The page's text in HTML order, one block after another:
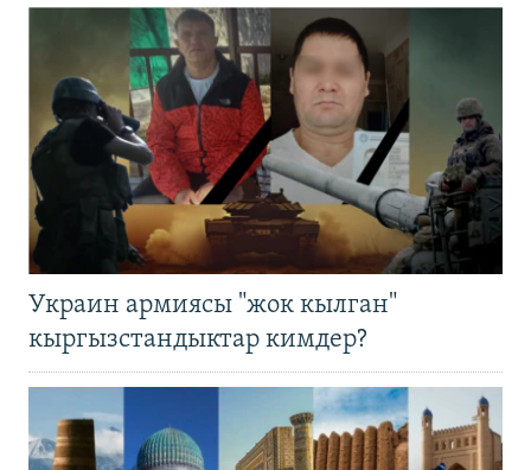
Украин армиясы "жок кылган"
кыргызстандыктар кимдер?